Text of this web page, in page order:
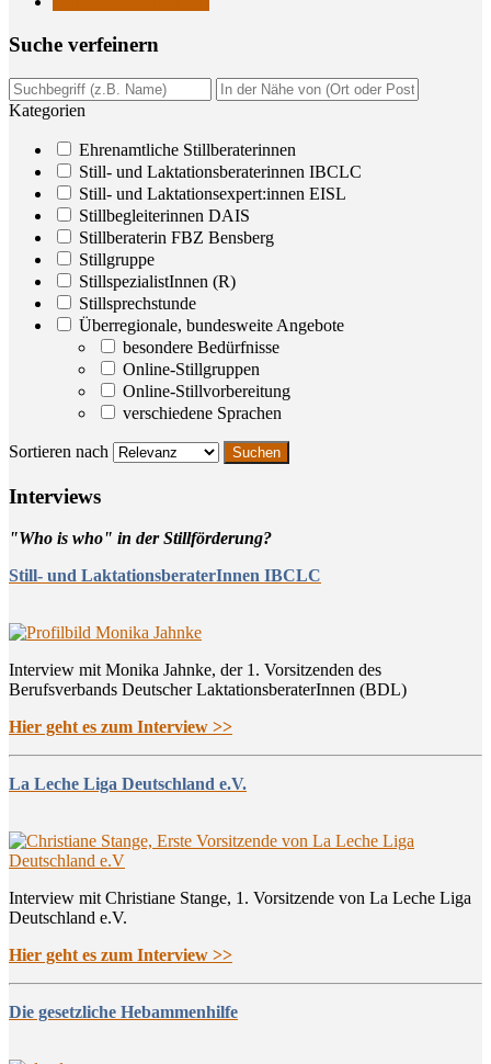
Suche ver­fei­nern
Kategorien
Ehrenamtliche Stillberaterinnen
Still- und Laktationsberaterinnen IBCLC
Still- und Laktationsexpert:innen EISL
Stillbegleiterinnen DAIS
Stillberaterin FBZ Bensberg
Stillgruppe
StillspezialistInnen (R)
Stillsprechstunde
Überregionale, bundesweite Angebote
besondere Bedürfnisse
Online-Stillgruppen
Online-Stillvorbereitung
verschiedene Sprachen
Sortieren nach
Inter­views
"Who is who" in der Stillförderung?
Still- und LaktationsberaterInnen IBCLC
Interview mit Monika Jahnke, der 1. Vorsitzenden des
Berufsverbands Deutscher LaktationsberaterInnen (BDL)
Hier geht es zum Interview >>
La Leche Liga Deutschland e.V.
Interview mit Christiane Stange, 1. Vorsitzende von La Leche Liga
Deutschland e.V.
Hier geht es zum Interview >>
Die gesetzliche Hebammenhilfe